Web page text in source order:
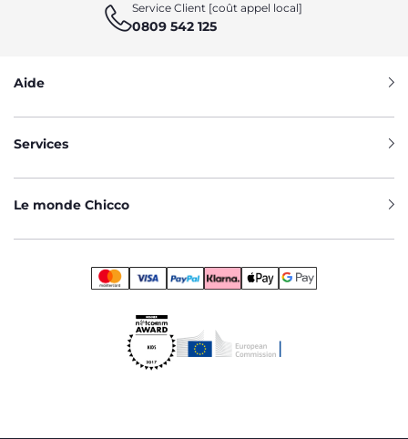
Service Client [coût appel local]
0809 542 125
Aide
Services
Le monde Chicco